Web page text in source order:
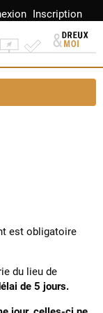
Inscription
courante)
est obligatoire
du lieu de
de 5 jours.